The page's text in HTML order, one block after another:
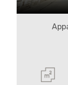
Qualsiasi